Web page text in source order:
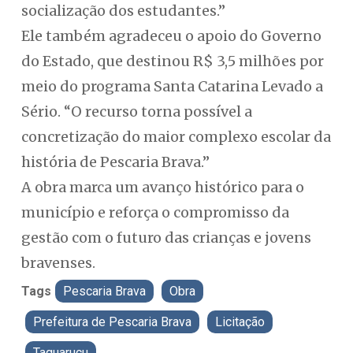
socialização dos estudantes.”
Ele também agradeceu o apoio do Governo
do Estado, que destinou R$ 3,5 milhões por
meio do programa Santa Catarina Levado a
Sério. “O recurso torna possível a
concretização do maior complexo escolar da
história de Pescaria Brava.”
A obra marca um avanço histórico para o
município e reforça o compromisso da
gestão com o futuro das crianças e jovens
bravenses.
Tags Pescaria Brava Obra
Prefeitura de Pescaria Brava Licitação